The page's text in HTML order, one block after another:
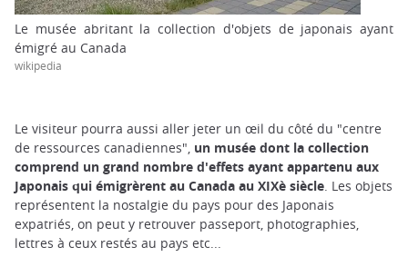
Le musée abritant la collection d'objets de japonais ayant
émigré au Canada
wikipedia
Le visiteur pourra aussi aller jeter un œil du côté du "centre
de ressources canadiennes", un musée dont la collection
comprend un grand nombre d'effets ayant appartenu aux
Japonais qui émigrèrent au Canada au XIXè siècle . Les objets
représentent la nostalgie du pays pour des Japonais
expatriés, on peut y retrouver passeport, photographies,
lettres à ceux restés au pays etc...